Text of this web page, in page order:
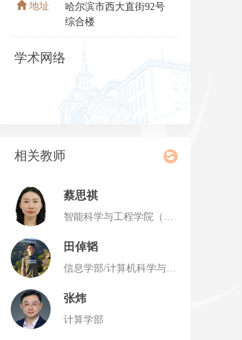
地址
哈尔滨市西大直街92号
综合楼
学术网络
相关教师
蔡思祺
智能科学与工程学院（深
田倬韬
信息学部/计算机科学与技
张炜
计算学部